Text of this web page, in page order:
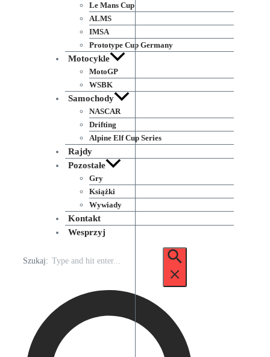
Le Mans Cup
ALMS
IMSA
Prototype Cup Germany
Motocykle
MotoGP
WSBK
Samochody
NASCAR
Drifting
Alpine Elf Cup Series
Rajdy
Pozostałe
Gry
Książki
Wywiady
Kontakt
Wesprzyj
Szukaj: